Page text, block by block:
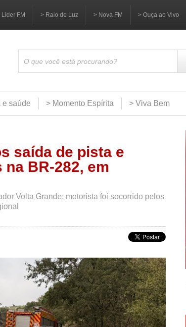
Líder FM > Raio de Luz > Nova FM > Ouça ao Vivo
e saúde > Momento Espírita > Viva Bem
saída de pista e
BR-282, em
Volta Grande; motorista foi socorrido pelos